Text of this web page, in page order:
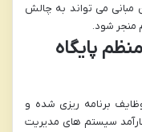
مبانی می تواند به چالش
منجر شود.
پایگاه
برنامه ریزی شده و
سیستم های مدیریت